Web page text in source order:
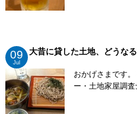
09
Jul
大昔に貸した土地、どうな
おかげさまです
ー・土地家屋調査